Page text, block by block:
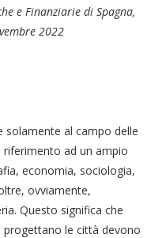
e Finanziarie di Spagna,
2022
solamente al campo delle
riferimento ad un ampio
economia, sociologia,
ovviamente,
Questo significa che
le città devono